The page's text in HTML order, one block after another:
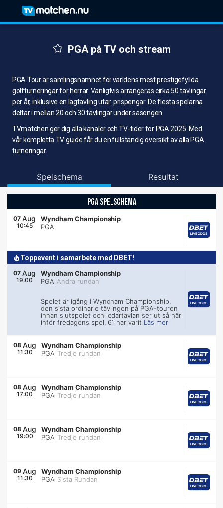
PGA på TV och stream
PGA Tour är samlingsnamnet för världens mest prestigefyllda
golfturneringar för herrar. Vanligtvis arrangeras cirka 50 tävlingar
per år, inklusive en lagtävling utan prispengar. De flesta spelarna
deltar i mellan 20 och 30 tävlingar under säsongen.
TVmatchen ger dig alla kanaler och TV-tider för PGA 2025. Med
vår kompletta TV guide får du en fullständig översikt av alla PGA
turneringar.
Spelschema Resultat
PGA SPELSCHEMA
07 Aug
10:45
Wyndham Championship
PGA
Toppevent i samarbete med DBET!
07 Aug
19:00
Wyndham Championship
PGA Andra rundan
Spelet är igång i Wyndham Championship,
den sista ordinarie tävlingen på PGA-touren
innan slutspelet och ledartavlan ser ut så här
inför fredagens spel. 61 har varit Läs mer
08 Aug
11:30
Wyndham Championship
PGA Tredje rundan
08 Aug
17:00
Wyndham Championship
PGA Tredje rundan
08 Aug
19:00
Wyndham Championship
PGA Tredje rundan
09 Aug
11:30
Wyndham Championship
PGA Sista Rundan